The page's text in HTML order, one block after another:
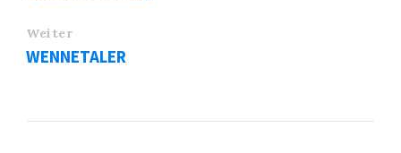
Weiter
WENNETALER